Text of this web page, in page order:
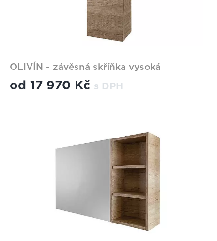
OLIVÍN - závěsná skříňka vysoká
od 17 970 Kč s DPH